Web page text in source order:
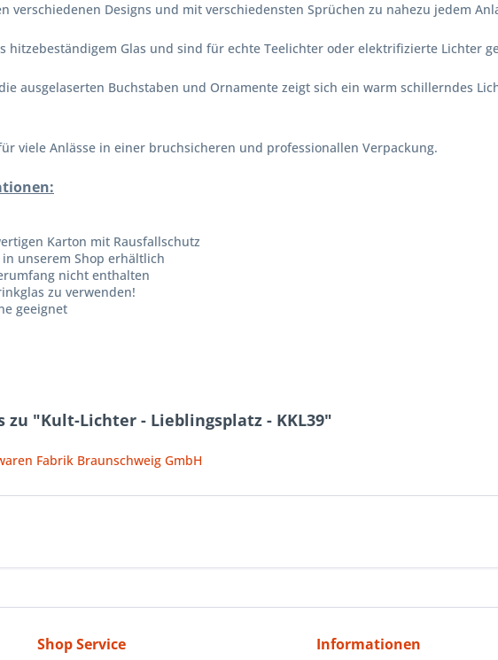
verschiedenen Designs und mit verschiedensten Sprüchen zu nahezu jedem
hitzebeständigem Glas und sind für echte Teelichter oder elektrifizierte Lichter
ausgelaserten Buchstaben und Ornamente zeigt sich ein warm schillerndes
viele Anlässe in einer bruchsicheren und professionallen Verpackung.
Karton mit Rausfallschutz
unserem Shop erhältlich
nicht enthalten
zu verwenden!
geeignet
"Kult-Lichter - Lieblingsplatz - KKL39"
Fabrik Braunschweig GmbH
Shop Service Informationen